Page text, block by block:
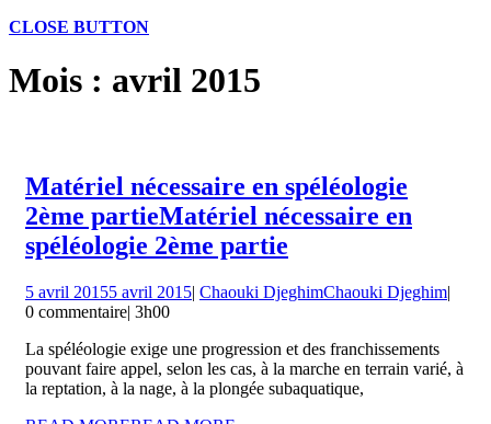
CLOSE BUTTON
Mois : avril 2015
Matériel nécessaire en spéléologie
2ème partieMatériel nécessaire en
spéléologie 2ème partie
5 avril 20155 avril 2015| Chaouki DjeghimChaouki Djeghim|
0 commentaire| 3h00
La spéléologie exige une progression et des franchissements
pouvant faire appel, selon les cas, à la marche en terrain varié, à
la reptation, à la nage, à la plongée subaquatique,